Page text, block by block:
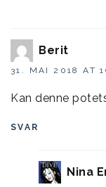
Berit
31. MAI 2018 AT
Kan denne
SVAR
Nina